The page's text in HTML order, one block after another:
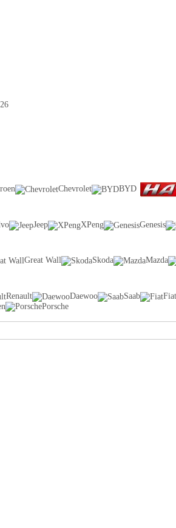
Chevrolet BYD
Jeep XPeng Genesis
Great Wall Skoda Mazda
Renault Daewoo Saab Fiat
Porsche